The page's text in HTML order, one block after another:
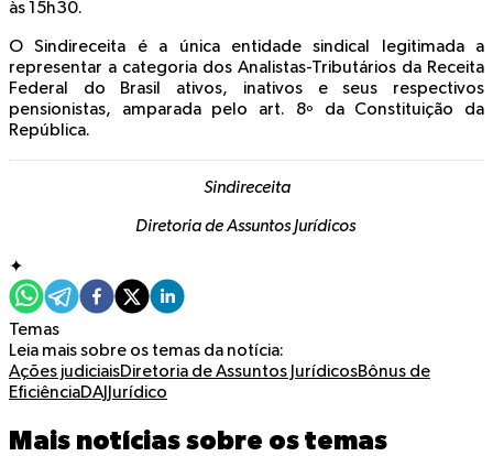
às 15h30.
O Sindireceita é a única entidade sindical legitimada a
representar a categoria dos Analistas-Tributários da Receita
Federal do Brasil ativos, inativos e seus respectivos
pensionistas, amparada pelo art. 8º da Constituição da
República.
Sindireceita
Diretoria de Assuntos Jurídicos
✦
Temas
Leia mais sobre os temas da notícia:
Ações judiciaisDiretoria de Assuntos JurídicosBônus de
EficiênciaDAJ Jurídico
Mais notícias sobre os temas